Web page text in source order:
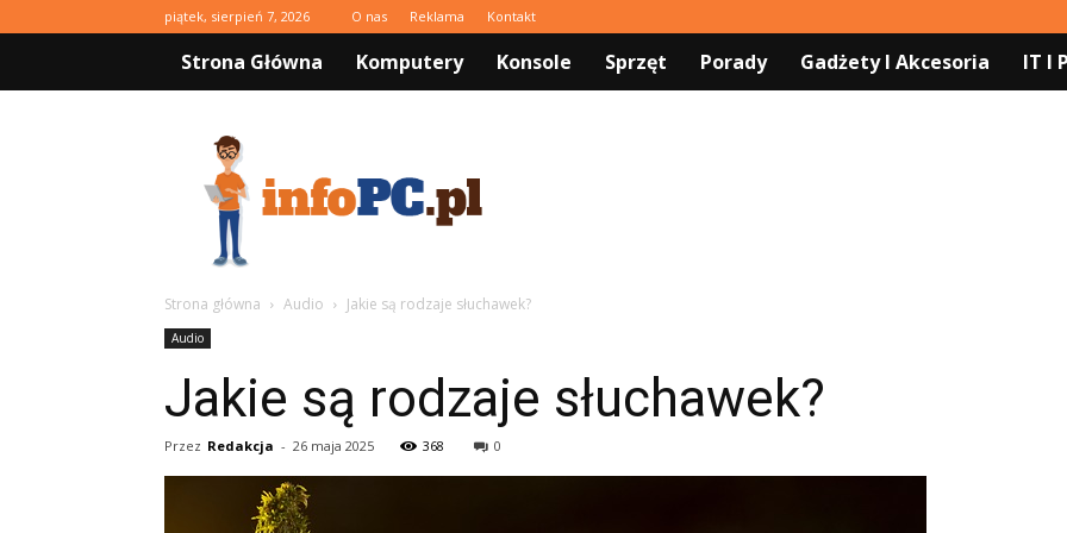
piątek, sierpień 7, 2026 O nas Reklama Kontakt
Strona Główna Komputery Konsole Sprzęt Porady Gadżety I Akcesoria IT I
infoPC.pl
Strona główna Audio Jakie są rodzaje słuchawek?
Audio
Jakie są rodzaje słuchawek?
Przez Redakcja - 26 maja 2025 368 0